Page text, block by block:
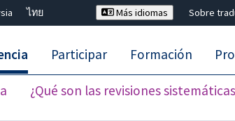
ไทย
Más idiomas Sobre
¿Qué son las revisiones
Participar Formación